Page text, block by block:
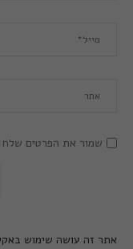
שמור את הפרטים
אתר זה עושה שימוש